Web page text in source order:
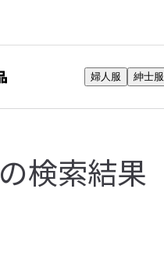
婦人服 紳士服
の検索結果